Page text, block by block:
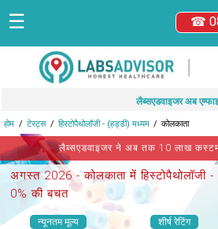
☎
☰
|
लैब्सएडवाइजर अब
होम टेस्ट्स हिस्टोपैथोलॉजी - (हड्डी) मध्यम कोलकाता
लैब्सएडवाइजर ने अब तक 10 लाख
अगस्त 2026 -कोलकाता में हिस्टोपैथोलॉजी
0% की बचत
न्यूनतम मूल्य शीर्ष रेटिंग